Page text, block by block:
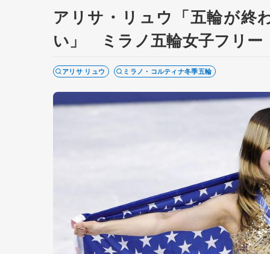
アリサ・リュウ「五輪が終
い」 ミラノ五輪女子フリー
アリサ リュウ ミラノ・コルティナ冬季五輪